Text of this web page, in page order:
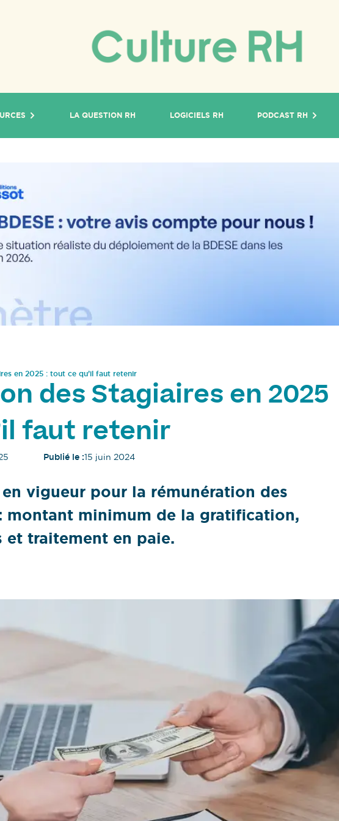
LA QUESTION RH LOGICIELS RH PODCAST RH
en 2025 : tout ce qu’il faut retenir
des Stagiaires en 2025
faut retenir
Publié le :15 juin 2024
vigueur pour la rémunération des
montant minimum de la gratification,
traitement en paie.